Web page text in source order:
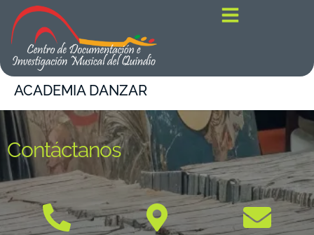
contenido
ACADEMIA DANZAR
Contáctanos